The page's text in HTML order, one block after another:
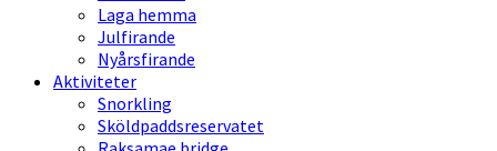
Laga hemma
Julfirande
Nyårsfirande
Aktiviteter
Snorkling
Sköldpaddsreservatet